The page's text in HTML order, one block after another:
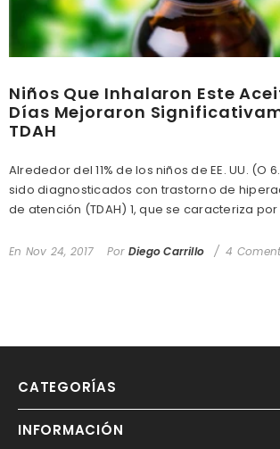
Niños Que Inhalaron Este
Días Mejoraron
TDAH
Alrededor del 11% de los niños de EE. UU. (O
sido diagnosticados con trastorno de
de atención (TDAH) 1, que se caracteriza por
En Nov 24, 2017 Por Diego Carrillo 4
CATEGORÍAS
INFORMACIÓN